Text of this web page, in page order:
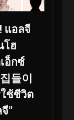
แอลจี
โฮ
อ็กซ์
들이
ใช้ชีวิต
”